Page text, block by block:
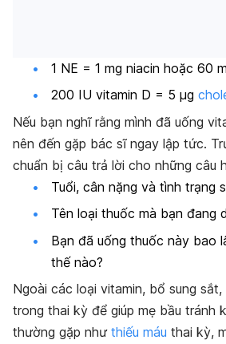
1 NE = 1 mg niacin hoặc 60
200 IU vitamin D = 5 μg
Nếu bạn nghĩ rằng mình đã uống
nên đến gặp bác sĩ ngay lập tức.
chuẩn bị câu trả lời cho những câu
Tuổi, cân nặng và tình trạng
Tên loại thuốc mà bạn đang
Bạn đã uống thuốc này bao
thế nào?
Ngoài các loại vitamin, bổ sung
trong thai kỳ để giúp mẹ bầu tránh
thường gặp như thiếu máu thai kỳ,